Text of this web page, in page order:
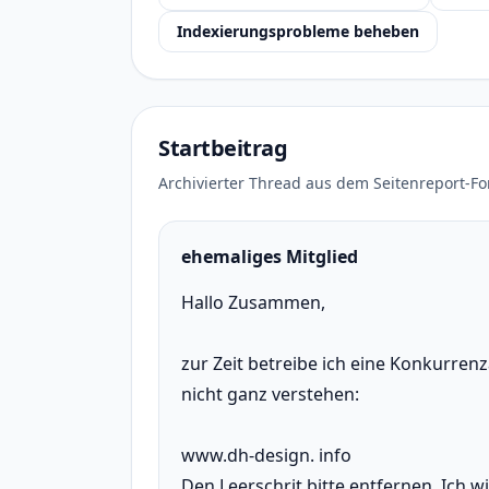
Indexierungsprobleme beheben
Startbeitrag
Archivierter Thread aus dem Seitenreport-
ehemaliges Mitglied
Hallo Zusammen,
zur Zeit betreibe ich eine
nicht ganz verstehen:
www.dh-design. info